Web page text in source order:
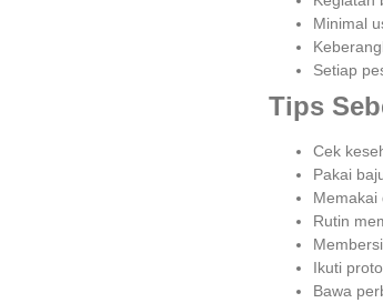
Minimal
Setiap
Tips
Cek
Pakai
Memakai
Rutin
Ikuti
Bawa